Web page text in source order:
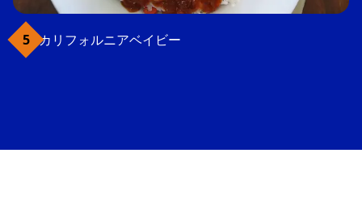
カリフォルニアベイビー